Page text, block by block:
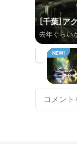
［千葉］
時更新
去年ぐらい
ようになっ
すが「千葉
っていま
なりますが
かったの